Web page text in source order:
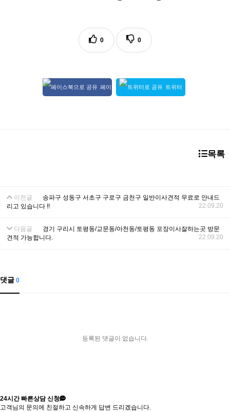
0 0
페이 트위터
목록
이전글
송파구 성동구 서초구 구로구 금천구 일반이사견적 무료로 안내드
리고 있습니다 !!
22.09.20
다음글
경기 구리시 토평동/교문동/아천동/토평동 포장이사잘하는곳 방문
견적 가능합니다.
22.09.20
댓글 0
등록된 댓글이 없습니다.
24시간빠른상담 신청
고객님의 문의에 친절하고 신속하게 답변 드리겠습니다.